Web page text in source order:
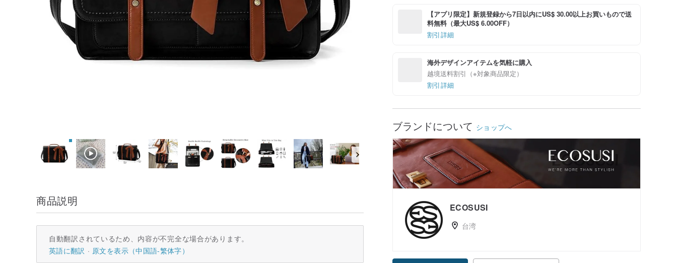
【アプリ限定】新規登録から7日以内にUS$ 30.00以上お買いもので送
料無料（最大US$ 6.00OFF）
割引詳細
海外デザインアイテムを気軽に購入
越境送料割引（※対象商品限定）
割引詳細
ブランドについて ショップへ
ECOSUSI
台湾
商品説明
自動翻訳されているため、内容が不完全な場合があります。
英語に翻訳
原文を表示（中国語-繁体字）